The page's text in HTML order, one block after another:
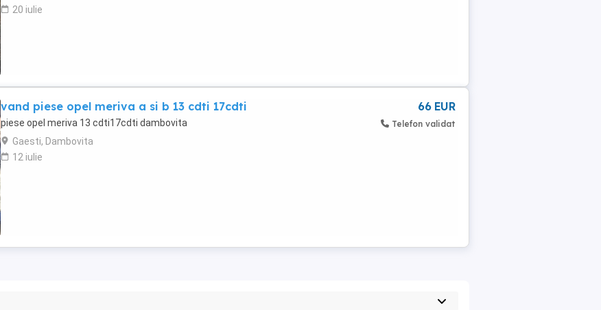
20 iulie
vand piese opel meriva a si b 13 cdti 17cdti
piese opel meriva 13 cdti17cdti dambovita
Gaesti, Dambovita
12 iulie
66 EUR
Telefon validat